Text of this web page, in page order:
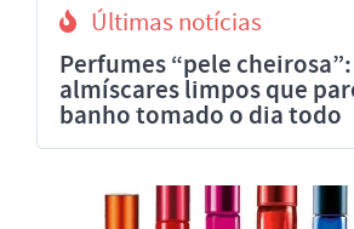
Últimas notícias
Perfumes “pele
almíscares limpos que
banho tomado o dia todo